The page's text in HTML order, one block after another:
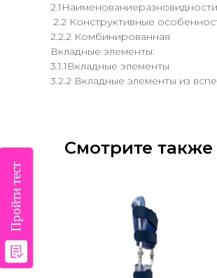
Пройти тест
2.1Наименованиеразновидности
2.2 Конструктивные
2.2.2 Комбинированная
Вкладные элементы:
3.1.1Вкладные элементы
3.2.2 Вкладные элементы из
Смотрите также